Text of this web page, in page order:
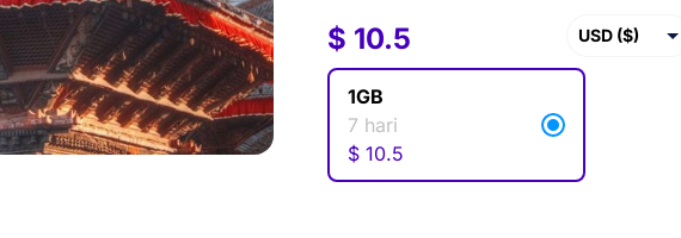
$ 10.5 USD ($)
EUR (€)
1GB
7 hari
$ 10.5
$ 10.5